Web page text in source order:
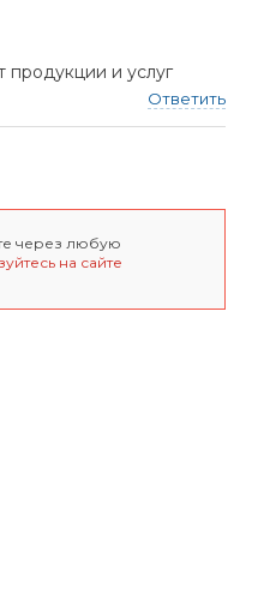
продукции и услуг
Ответить
через любую
на сайте